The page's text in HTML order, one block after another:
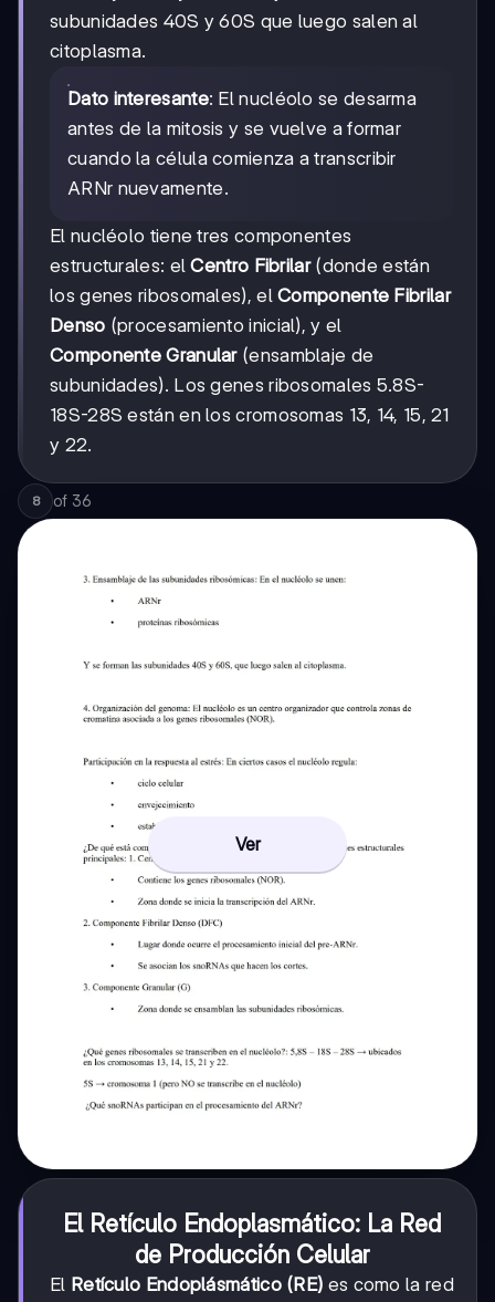
subunidades 40S y 60S que luego salen al
citoplasma.
Dato interesante: El nucléolo se desarma
antes de la mitosis y se vuelve a formar
cuando la célula comienza a transcribir
ARNr nuevamente.
El nucléolo tiene tres componentes
estructurales: elCentro Fibrilar(donde están
los genes ribosomales), elComponente Fibrilar
Denso (procesamiento inicial), y el
Componente Granular(ensamblaje de
subunidades). Los genes ribosomales 5.8S-
18S-28S están en los cromosomas 13, 14, 15, 21
y 22.
8 of 36
Ver
El Retículo Endoplasmático: La Red
de Producción Celular
El Retículo Endoplásmático (RE) es como la red